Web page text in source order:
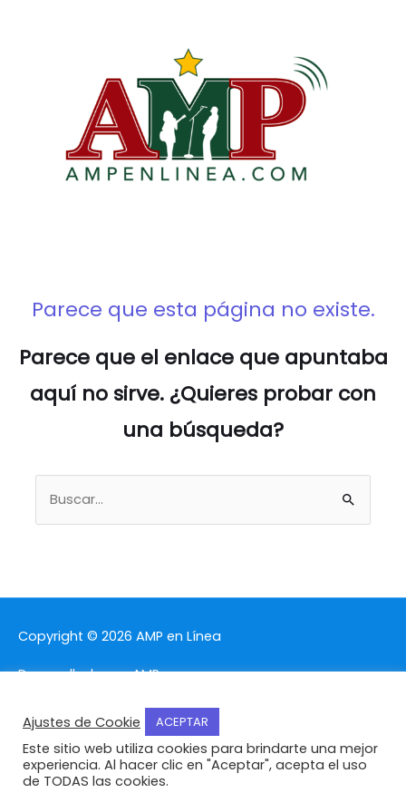
Parece que esta página no existe.
Parece que el enlace que apuntaba
aquí no sirve. ¿Quieres probar con
una búsqueda?
Buscar
por:
Copyright © 2026 AMP en Línea
Desarrollada por AMP
Ajustes de Cookie ACEPTAR
Este sitio web utiliza cookies para brindarte una mejor
experiencia. Al hacer clic en "Aceptar", acepta el uso
de TODAS las cookies.